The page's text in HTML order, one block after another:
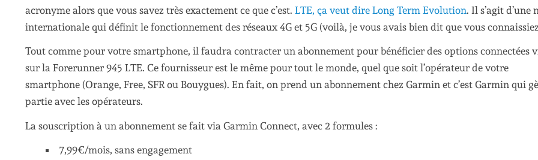
acronyme alors que vous savez très exactement ce que c’est. LTE, ça veut dire Long Term Evolution. Il s’agit d’une
internationale qui définit le fonctionnement des réseaux 4G et 5G (voilà, je vous avais bien dit que vous
Tout comme pour votre smartphone, il faudra contracter un abonnement pour bénéficier des options connectées
sur la Forerunner 945 LTE. Ce fournisseur est le même pour tout le monde, quel que soit l’opérateur de votre
smartphone (Orange, Free, SFR ou Bouygues). En fait, on prend un abonnement chez Garmin et c’est Garmin qui
partie avec les opérateurs.
La souscription à un abonnement se fait via Garmin Connect, avec 2 formules :
7,99€/mois, sans engagement